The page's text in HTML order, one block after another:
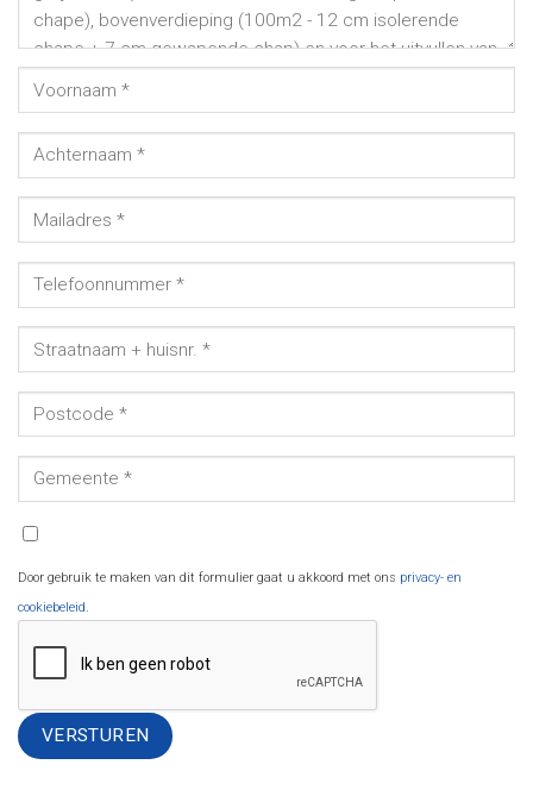
Door gebruik te maken van dit formulier gaat u akkoord met ons privacy- en
cookiebeleid.